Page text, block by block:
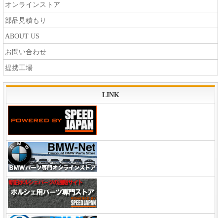
オンラインストア
部品見積もり
ABOUT US
お問い合わせ
提携工場
LINK